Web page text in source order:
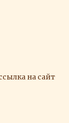
на сайт